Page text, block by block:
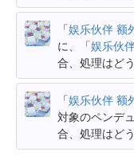
「娱乐伙伴 额
に、「娱乐伙
合、処理はど
「娱乐伙伴 额
対象のペンデ
合、処理はど